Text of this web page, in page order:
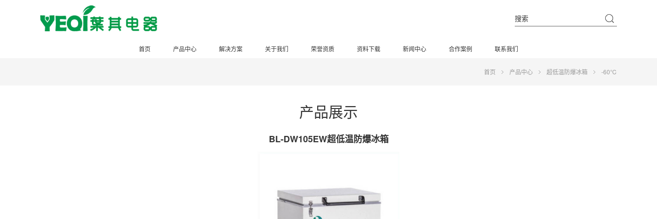
首页 产品中心 解决方案 关于我们 荣誉资质 资料下载 新闻中心 合作案例 联系我们
首页 产品中心 超低温防爆冰箱 -60℃
产品展示
BL-DW105EW超低温防爆冰箱